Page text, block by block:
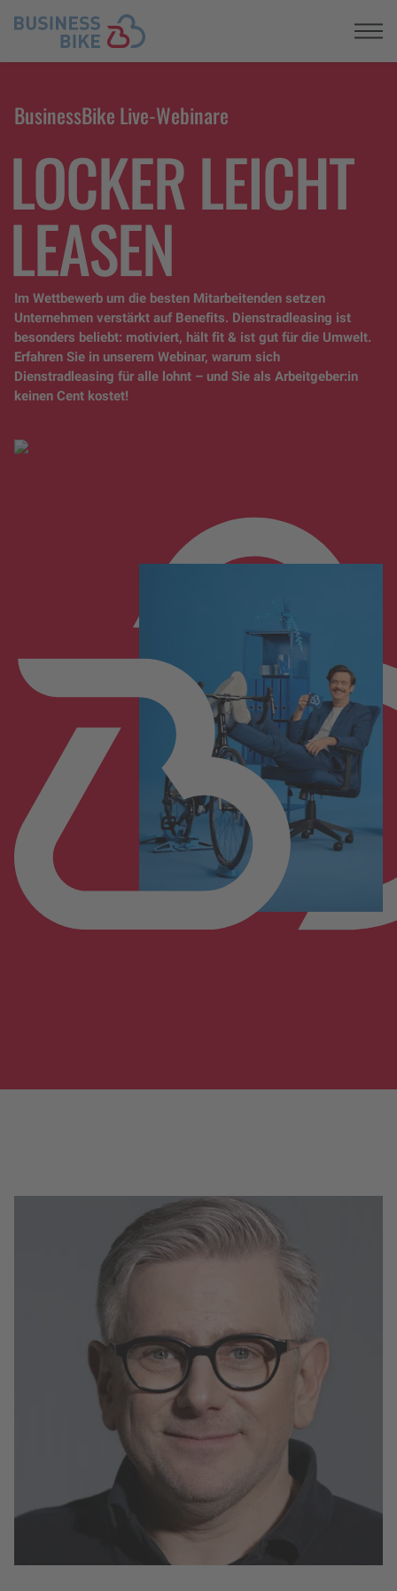
BusinessBike Live-Webinare
LOCKER LEICHT
LEASEN
Im Wettbewerb um die besten Mitarbeitenden setzen
Unternehmen verstärkt auf Benefits. Dienstradleasing ist
besonders beliebt: motiviert, hält fit & ist gut für die Umwelt.
Erfahren Sie in unserem Webinar, warum sich
Dienstradleasing für alle lohnt – und Sie als Arbeitgeber:in
keinen Cent kostet!